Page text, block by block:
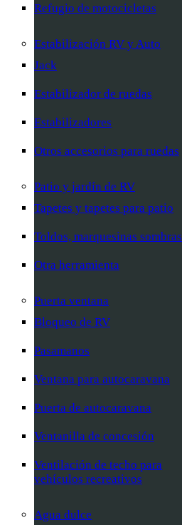
Refugio de motocicletas
Estabilización RV y Auto
Jack
Estabilizador de ruedas
Estabilizadores
Otros accesorios para ruedas
Patio y jardín de RV
Tapetes y tapetes para patio
Toldos, marquesinas sombras
Otra herramienta
Puerta ventana
Bloqueo de RV
Pasamanos
Ventana para autocaravana
Puerta de autocaravana
Ventanilla de concesión
Ventilación de techo para
vehículos recreativos
Agua dulce